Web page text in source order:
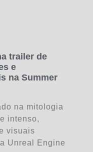
trailer de
e
na Summer
na mitologia
intenso,
visuais
Unreal Engine